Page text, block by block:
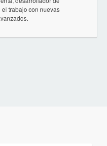
trabajo con nuevas